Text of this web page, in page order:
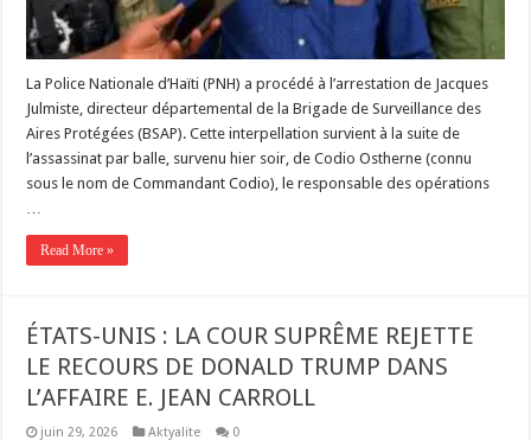
La Police Nationale d’Haïti (PNH) a procédé à l’arrestation de Jacques
Julmiste, directeur départemental de la Brigade de Surveillance des
Aires Protégées (BSAP). Cette interpellation survient à la suite de
l’assassinat par balle, survenu hier soir, de Codio Ostherne (connu
sous le nom de Commandant Codio), le responsable des opérations
Read More »
ÉTATS-UNIS : LA COUR SUPRÊME REJETTE
LE RECOURS DE DONALD TRUMP DANS
L’AFFAIRE E. JEAN CARROLL
juin 29, 2026 Aktyalite 0